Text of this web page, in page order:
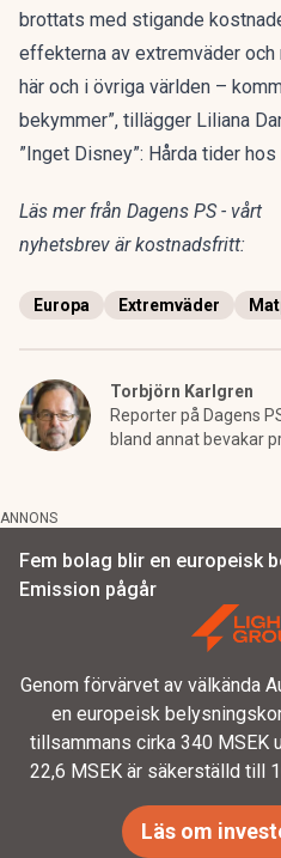
brottats med stigande
effekterna av extremväder
här och i övriga världen –
bekymmer”, tillägger Liliana
”Inget Disney”: Hårda tider
Läs mer från Dagens PS - vårt
nyhetsbrev är kostnadsfritt:
Europa Extremväder
Torbjörn Karlgren
Reporter på Dagens
bland annat bevakar
ANNONS
Fem bolag blir en europeisk
Emission pågår
Genom förvärvet av välkända
en europeisk
tillsammans cirka 340 MSEK
22,6 MSEK är säkerställd till
Läs om